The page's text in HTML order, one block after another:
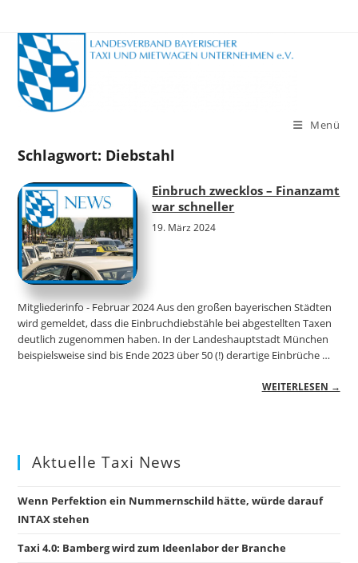
Inhalt
springen
Menü
Schlagwort: Diebstahl
Einbruch zwecklos – Finanzamt
war schneller
19. März 2024
Mitgliederinfo - Februar 2024 Aus den großen bayerischen Städten
wird gemeldet, dass die Einbruchdiebstähle bei abgestellten Taxen
deutlich zugenommen haben. In der Landeshauptstadt München
beispielsweise sind bis Ende 2023 über 50 (!) derartige Einbrüche …
WEITERLESEN →
Aktuelle Taxi News
Wenn Perfektion ein Nummernschild hätte, würde darauf
INTAX stehen
Taxi 4.0: Bamberg wird zum Ideenlabor der Branche